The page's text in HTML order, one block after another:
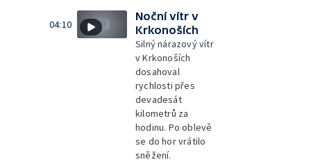
04:10
Noční vítr v
Krkonoších
Silný nárazový vítr
v Krkonoších
dosahoval
rychlosti přes
devadesát
kilometrů za
hodinu. Po oblevě
se do hor vrátilo
sněžení.